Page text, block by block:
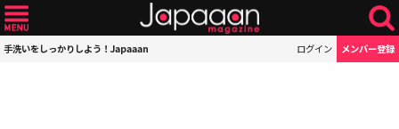
手洗いをしっかりしよう！Japaaan ログイン メンバー登録